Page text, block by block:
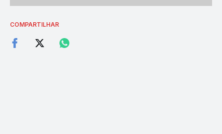
COMPARTILHAR